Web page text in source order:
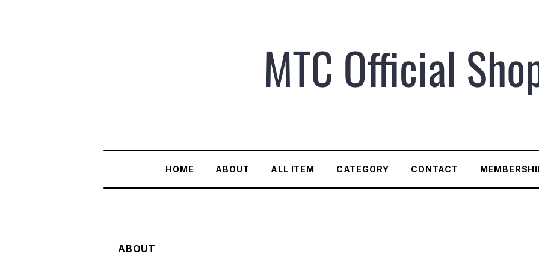
HOME ABOUT ALL ITEM CATEGORY CONTACT
ABOUT